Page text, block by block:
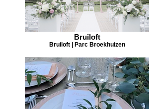
Bruiloft
Bruiloft | Parc Broekhuizen